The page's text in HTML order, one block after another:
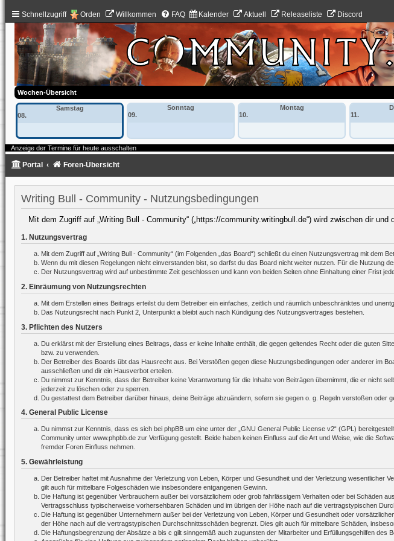
Schnellzugriff Orden Willkommen FAQ Kalender Aktuell Releaseliste Discord
Wochen-Übersicht
Samstag
08.
Sonntag
09.
Montag
10.
11.
Anzeige der Termine für heute ausschalten
Portal Foren-Übersicht
Writing Bull - Community - Nutzungsbedingungen
Mit dem Zugriff auf „Writing Bull - Community“ („https://community.writingbull.de“) wird zwischen dir
1. Nutzungsvertrag
Mit dem Zugriff auf „Writing Bull - Community“ (im Folgenden „das Board“) schließt du einen Nutzungsvertrag mit dem
Wenn du mit diesen Regelungen nicht einverstanden bist, so darfst du das Board nicht weiter nutzen. Für die Nutzung
Der Nutzungsvertrag wird auf unbestimmte Zeit geschlossen und kann von beiden Seiten ohne Einhaltung einer Frist
2. Einräumung von Nutzungsrechten
Mit dem Erstellen eines Beitrags erteilst du dem Betreiber ein einfaches, zeitlich und räumlich unbeschränktes und
Das Nutzungsrecht nach Punkt 2, Unterpunkt a bleibt auch nach Kündigung des Nutzungsvertrages bestehen.
3. Pflichten des Nutzers
Du erklärst mit der Erstellung eines Beitrags, dass er keine Inhalte enthält, die gegen geltendes Recht oder die guten
bzw. zu verwenden.
Der Betreiber des Boards übt das Hausrecht aus. Bei Verstößen gegen diese Nutzungsbedingungen oder anderer im
ausschließen und dir ein Hausverbot erteilen.
Du nimmst zur Kenntnis, dass der Betreiber keine Verantwortung für die Inhalte von Beiträgen übernimmt, die er nicht
jederzeit zu löschen oder zu sperren.
Du gestattest dem Betreiber darüber hinaus, deine Beiträge abzuändern, sofern sie gegen o. g. Regeln verstoßen oder
4. General Public License
Du nimmst zur Kenntnis, dass es sich bei phpBB um eine unter der „ GNU General Public License v2“ (GPL)
Community unter www.phpbb.de zur Verfügung gestellt. Beide haben keinen Einfluss auf die Art und Weise, wie die
fremder Foren Einfluss nehmen.
5. Gewährleistung
Der Betreiber haftet mit Ausnahme der Verletzung von Leben, Körper und Gesundheit und der Verletzung
gilt auch für mittelbare Folgeschäden wie insbesondere entgangenen Gewinn.
Die Haftung ist gegenüber Verbrauchern außer bei vorsätzlichem oder grob fahrlässigem Verhalten oder bei Schäden
Vertragsschluss typischerweise vorhersehbaren Schäden und im übrigen der Höhe nach auf die vertragstypischen
Die Haftung ist gegenüber Unternehmern außer bei der Verletzung von Leben, Körper und Gesundheit oder
der Höhe nach auf die vertragstypischen Durchschnittsschäden begrenzt. Dies gilt auch für mittelbare Schäden,
Die Haftungsbegrenzung der Absätze a bis c gilt sinngemäß auch zugunsten der Mitarbeiter und Erfüllungsgehilfen des